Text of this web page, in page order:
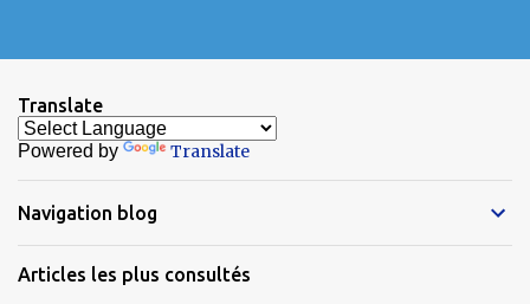
Translate
Powered by Translate
Navigation blog
Articles les plus consultés